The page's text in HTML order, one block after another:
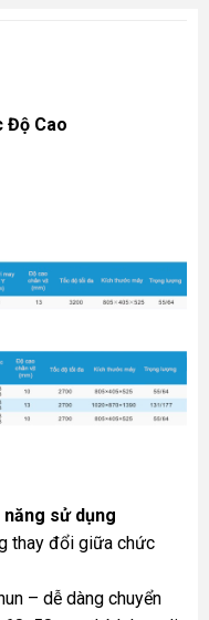
Độ Cao
sử dụng
thay đổi giữa chức
– dễ dàng chuyển